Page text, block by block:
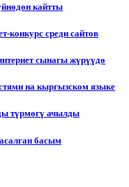
кайтты
конкурс среди сайтов
сынагы жүрүүдө
на кыргызском языке
түрмөгү ачылды
басым